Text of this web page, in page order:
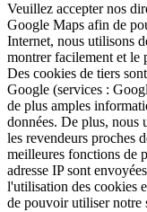
Veuillez accepter nos
Google Maps afin de
Internet, nous utilisons
montrer facilement et le
Des cookies de tiers
Google (services :
de plus amples
données. De plus,
les revendeurs proches
meilleures fonctions de
adresse IP sont
l'utilisation des cookies
de pouvoir utiliser notre